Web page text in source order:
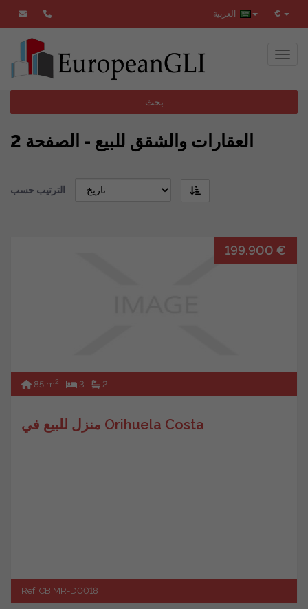
€
بحث
العقارات والشقق للبيع - الصفحة 2
الترتيب حسب
199.900 €
85 m2 3 2
منزل للبيع في Orihuela Costa
Ref. CBIMR-D0018